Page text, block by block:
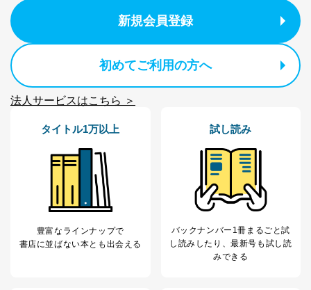
新規会員登録
初めてご利用の方へ
法人サービスはこちら ＞
タイトル1万以上
豊富なラインナップで
書店に並ばない本とも出会える
試し読み
バックナンバー1冊まるごと試
し読み したり、最新号も試し読
みできる